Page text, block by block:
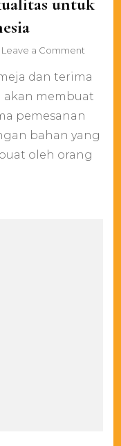
Leave a Comment
taplak
meja
seluruh
dan terima
akan membuat
pemesanan
bahan yang
oleh orang